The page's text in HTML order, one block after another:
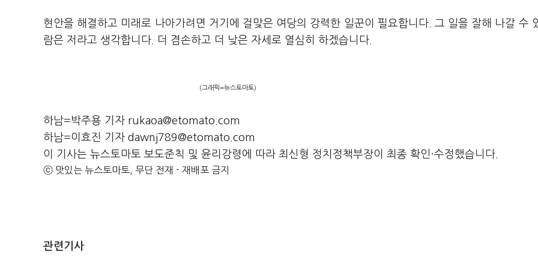
현안을 해결하고 미래로 나아가려면 거기에 걸맞은 여당의 강력한 일꾼이 필요합니다. 그 일을 잘해 나갈 수
람은 저라고 생각합니다. 더 겸손하고 더 낮은 자세로 열심히 하겠습니다.
(그래픽=뉴스토마토)
하남=박주용 기자 rukaoa@etomato.com
하남=이효진 기자 dawnj789@etomato.com
이 기사는 뉴스토마토 보도준칙 및 윤리강령에 따라 최신형 정치정책부장이 최종 확인·수정했습니다.
ⓒ 맛있는 뉴스토마토, 무단 전재 - 재배포 금지
관련기사